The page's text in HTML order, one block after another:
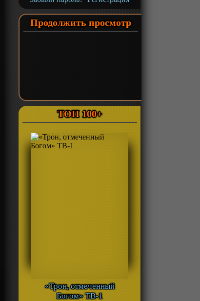
Продолжить просмотр
ТОП 100+
«Трон, отмеченный
Богом» ТВ-1